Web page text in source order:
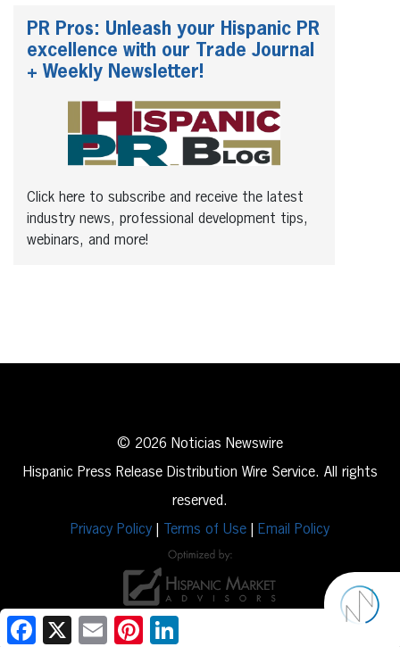
PR Pros: Unleash your Hispanic PR
excellence with our Trade Journal
+ Weekly Newsletter!
Click here to subscribe and receive the latest
industry news, professional development tips,
webinars, and more!
© 2026 Noticias Newswire
Hispanic Press Release Distribution Wire Service. All rights
reserved.
Privacy Policy
Terms of Use Email Policy
Facebook
X Email Pinterest